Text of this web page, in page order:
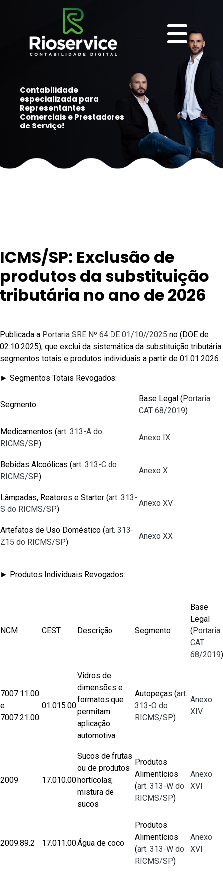
Contabilidade
especializada para
Representantes
Comerciais e Prestadores
de Serviço!
ICMS/SP: Exclusão de
produtos da substituição
tributária no ano de 2026
Publicada a Portaria SRE Nº 64 DE 01/10//2025 no (DOE de
02.10.2025), que exclui da sistemática da substituição tributária
segmentos totais e produtos individuais a partir de 01.01.2026.
► Segmentos Totais Revogados:
Segmento
Base Legal (Portaria
CAT 68/2019)
Medicamentos (art. 313-A do
RICMS/SP)
Anexo IX
Bebidas Alcoólicas (art. 313-C do
RICMS/SP)
Anexo X
Lâmpadas, Reatores e Starter (art. 313-
S do RICMS/SP)
Anexo XV
Artefatos de Uso Doméstico (art. 313-
Z15 do RICMS/SP)
Anexo XX
► Produtos Individuais Revogados:
NCM CEST Descrição Segmento
Base
Legal
(Portaria
CAT
68/2019)
7007.11.00
e
7007.21.00
01.015.00
Vidros de
dimensões e
formatos que
permitam
aplicação
automotiva
Autopeças (art.
313-O do
RICMS/SP)
Anexo
XIV
2009 17.010.00
Sucos de frutas
ou de produtos
hortícolas;
mistura de
sucos
Produtos
Alimentícios
(art. 313-W do
RICMS/SP)
Anexo
XVI
​2009.89.2 ​17.0​11.00Água de coco
Produtos
Alimentícios
(art. 313-W do
RICMS/SP)
Anexo
XVI